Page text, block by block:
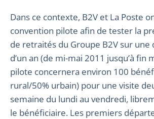
Dans ce contexte, B2V et La Poste
convention pilote afin de tester la
de retraités du Groupe B2V sur une
d’un an (de mi-mai 2011 jusqu’à fin
pilote concernera environ 100
rural/50% urbain) pour une visite
semaine du lundi au vendredi,
le bénéficiaire. Les premiers